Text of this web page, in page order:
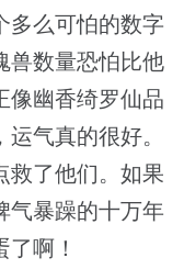
多么可怕的数字
兽数量恐怕比他
像幽香绮罗仙品
气真的很好。
救了他们。如果
气暴躁的十万年
啊！